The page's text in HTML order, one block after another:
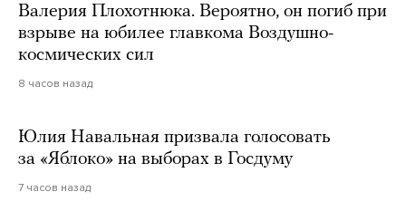
Валерия Плохотнюка. Вероятно, он погиб при
взрыве на юбилее главкома Воздушно-
космических сил
8 часов назад
Юлия Навальная призвала голосовать
за «Яблоко» на выборах в Госдуму
7 часов назад